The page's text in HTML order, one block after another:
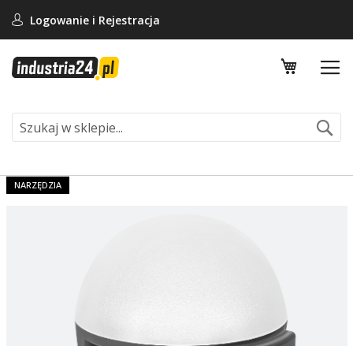
Logowanie i Rejestracja
Mój
NARZĘDZIA